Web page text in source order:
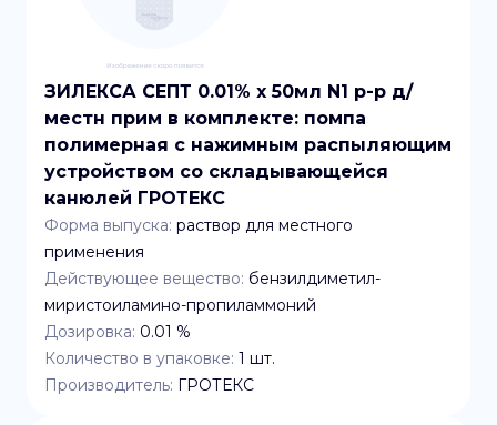
ЗИЛЕКСА СЕПТ 0.01% x 50мл N1 р-р д/
местн прим в комплекте: помпа
полимерная с нажимным распыляющим
устройством со складывающейся
канюлей ГРОТЕКС
Форма выпуска: раствор для местного
применения
Действующее вещество: бензилдиметил-
миристоиламино-пропиламмоний
Дозировка: 0.01 %
Количество в упаковке: 1 шт.
Производитель: ГРОТЕКС